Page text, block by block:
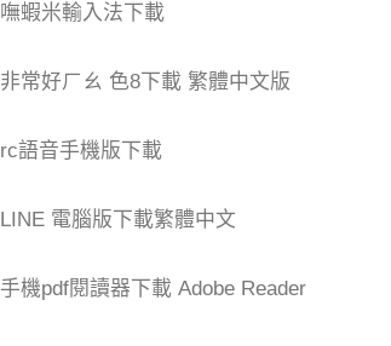
嘸蝦米輸入法下載
非常好ㄏㄠ 色8下載 繁體中文版
rc語音手機版下載
LINE 電腦版下載繁體中文
手機pdf閱讀器下載 Adobe Reader